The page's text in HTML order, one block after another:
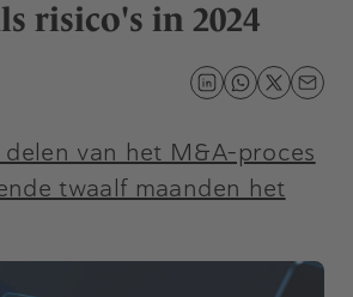
risico's in 2024
delen van het M&A-proces
twaalf maanden het